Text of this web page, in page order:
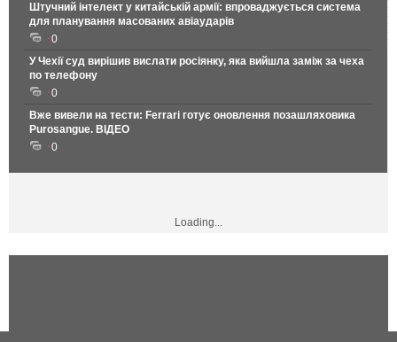
Штучний інтелект у китайській армії: впроваджується система
для планування масованих авіаударів
0
У Чехії суд вирішив вислати росіянку, яка вийшла заміж за чеха
по телефону
0
Вже вивели на тести: Ferrari готує оновлення позашляховика
Purosangue. ВІДЕО
0
Loading...